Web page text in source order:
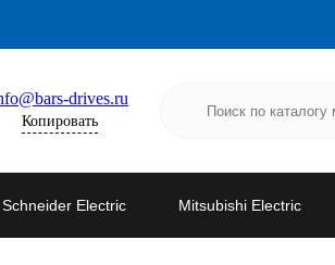
drives.ru
Копировать
Schneider Electric Mitsubishi Electric